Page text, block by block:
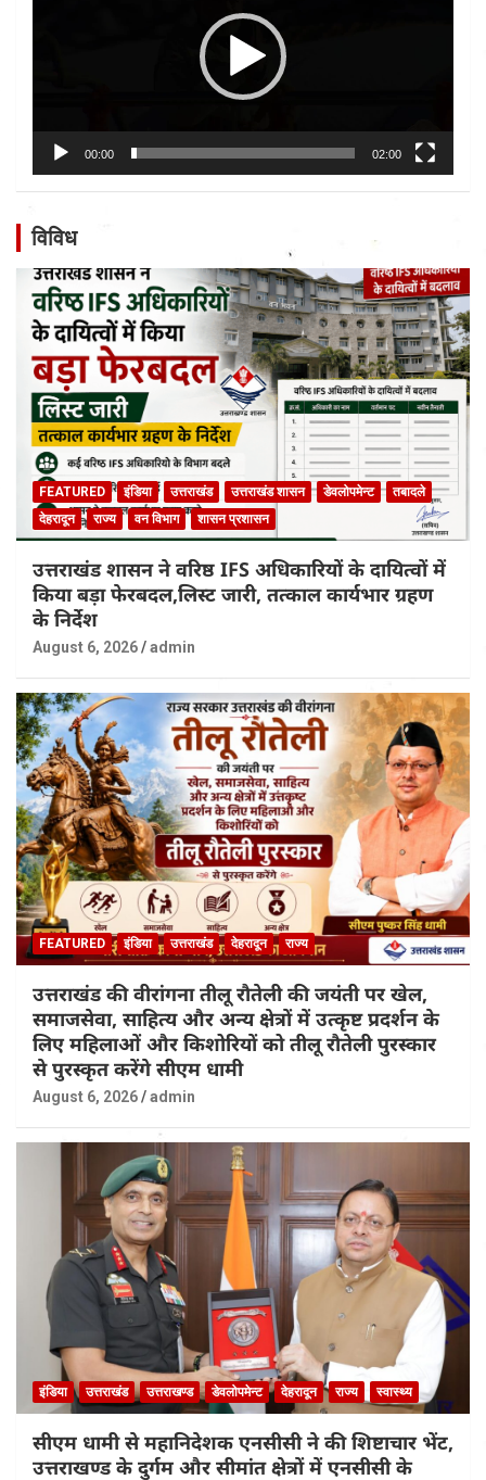
00:00 02:00
विविध
FEATURED इंडिया उत्तराखंड उत्तराखंड शासन डेवलोपमेन्ट
तबादले
देहरादून
राज्य वन विभाग शासन प्रशासन
उत्तराखंड शासन ने वरिष्ठ IFS अधिकारियों के दायित्वों में
किया बड़ा फेरबदल,लिस्ट जारी, तत्काल कार्यभार ग्रहण
के निर्देश
August 6, 2026 admin
FEATURED इंडिया उत्तराखंड देहरादून राज्य
उत्तराखंड की वीरांगना तीलू रौतेली की जयंती पर खेल,
समाजसेवा, साहित्य और अन्य क्षेत्रों में उत्कृष्ट प्रदर्शन के
लिए महिलाओं और किशोरियों को तीलू रौतेली पुरस्कार
से पुरस्कृत करेंगे सीएम धामी
August 6, 2026 admin
इंडिया उत्तराखंड उत्तराखण्ड डेवलोपमेन्ट देहरादून राज्य स्वास्थ्य
सीएम धामी से महानिदेशक एनसीसी ने की शिष्टाचार भेंट,
उत्तराखण्ड के दुर्गम और सीमांत क्षेत्रों में एनसीसी के